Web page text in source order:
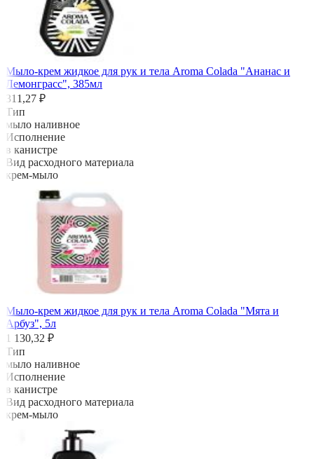
Мыло-крем жидкое для рук и тела Aroma Colada "Ананас и
Лемонграсс", 385мл
311,27 ₽
Тип
мыло наливное
Исполнение
в канистре
Вид расходного материала
крем-мыло
Мыло-крем жидкое для рук и тела Aroma Colada "Мята и
Арбуз", 5л
1 130,32 ₽
Тип
мыло наливное
Исполнение
в канистре
Вид расходного материала
крем-мыло